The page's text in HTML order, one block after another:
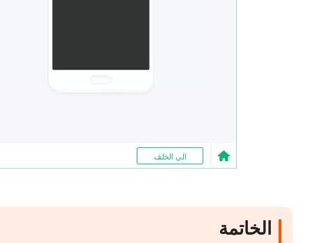
الخاتمة